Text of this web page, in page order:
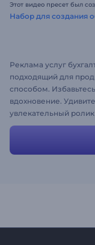
Этот видео пресет был
Набор для создания
Реклама услуг
подходящий для
способом.
вдохновение.
увлекательный
функционального